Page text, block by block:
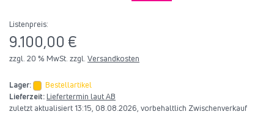
Listenpreis:
9.100,00 €
zzgl. 20 % MwSt. zzgl. Versandkosten
Lager:
Bestellartikel
Lieferzeit: Liefertermin laut AB
zuletzt aktualisiert 13:15, 08.08.2026, vorbehaltlich Zwischenverkauf